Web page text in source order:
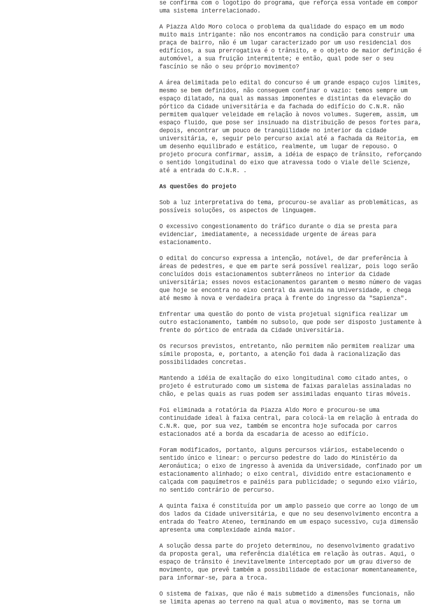
se confirma com o logotipo do programa, que reforça essa vontade em compor
uma sistema interrelacionado.
A Piazza Aldo Moro coloca o problema da qualidade do espaço em um modo
muito mais intrigante: não nos encontramos na condição para construir uma
praça de bairro, não é um lugar caracterizado por um uso residencial dos
edifícios, a sua prerrogativa é o trânsito, e o objeto de maior definição é
automóvel, a sua fruição intermitente; e então, qual pode ser o seu
fascínio se não o seu próprio movimento?
A área delimitada pelo edital do concurso é um grande espaço cujos limites,
mesmo se bem definidos, não conseguem confinar o vazio: temos sempre um
espaço dilatado, na qual as massas imponentes e distintas da elevação do
pórtico da Cidade universitária e da fachada do edifício do C.N.R. não
permitem qualquer veleidade em relação à novos volumes. Sugerem, assim, um
espaço fluido, que pose ser insinuado na distribuição de pesos fortes para,
depois, encontrar um pouco de tranqüilidade no interior da cidade
universitária, e, seguir pelo percurso axial até a fachada da Reitoria, em
um desenho equilibrado e estático, realmente, um lugar de repouso. O
projeto procura confirmar, assim, a idéia de espaço de trânsito, reforçando
o sentido longitudinal do eixo que atravessa todo o Viale delle Scienze,
até a entrada do C.N.R. .
As questões do projeto
Sob a luz interpretativa do tema, procurou-se avaliar as problemáticas, as
possíveis soluções, os aspectos de linguagem.
O excessivo congestionamento do tráfico durante o dia se presta para
evidenciar, imediatamente, a necessidade urgente de áreas para
estacionamento.
O edital do concurso expressa a intenção, notável, de dar preferência à
áreas de pedestres, e que em parte será possível realizar, pois logo serão
concluídos dois estacionamentos subterrâneos no interior da Cidade
universitária; esses novos estacionamentos garantem o mesmo número de vagas
que hoje se encontra no eixo central da avenida na Universidade, e chega
até mesmo à nova e verdadeira praça à frente do ingresso da "Sapienza".
Enfrentar uma questão do ponto de vista projetual significa realizar um
outro estacionamento, também no subsolo, que pode ser disposto justamente à
frente do pórtico de entrada da Cidade Universitária.
Os recursos previstos, entretanto, não permitem não permitem realizar uma
símile proposta, e, portanto, a atenção foi dada à racionalização das
possibilidades concretas.
Mantendo a idéia de exaltação do eixo longitudinal como citado antes, o
projeto é estruturado como um sistema de faixas paralelas assinaladas no
chão, e pelas quais as ruas podem ser assimiladas enquanto tiras móveis.
Foi eliminada a rotatória da Piazza Aldo Moro e procurou-se uma
continuidade ideal à faixa central, para colocá-la em relação à entrada do
C.N.R. que, por sua vez, também se encontra hoje sufocada por carros
estacionados até a borda da escadaria de acesso ao edifício.
Foram modificados, portanto, alguns percursos viários, estabelecendo o
sentido único e linear: o percurso pedestre do lado do Ministério da
Aeronáutica; o eixo de ingresso à avenida da Universidade, confinado por um
estacionamento alinhado; o eixo central, dividido entre estacionamento e
calçada com paquímetros e painéis para publicidade; o segundo eixo viário,
no sentido contrário de percurso.
A quinta faixa é constituída por um amplo passeio que corre ao longo de um
dos lados da Cidade universitária, e que no seu desenvolvimento encontra a
entrada do Teatro Ateneo, terminando em um espaço sucessivo, cuja dimensão
apresenta uma complexidade ainda maior.
A solução dessa parte do projeto determinou, no desenvolvimento gradativo
da proposta geral, uma referência dialética em relação às outras. Aqui, o
espaço de trânsito é inevitavelmente interceptado por um grau diverso de
movimento, que prevê também a possibilidade de estacionar momentaneamente,
para informar-se, para a troca.
O sistema de faixas, que não é mais submetido a dimensões funcionais, não
se limita apenas ao terreno na qual atua o movimento, mas se torna um